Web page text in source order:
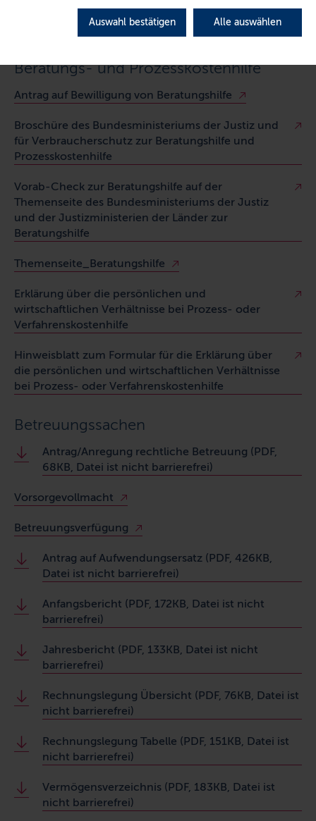
Auswahl bestätigen Alle auswählen
verwendeten Formulare der Amtsgerichte des Landes
Schleswig-Holstein.
Beratungs- und Prozesskostenhilfe
Antrag auf Bewilligung von Beratungshilfe
Broschüre des Bundesministeriums der Justiz und
für Verbraucherschutz zur Beratungshilfe und
Prozesskostenhilfe
Vorab-Check zur Beratungshilfe auf der
Themenseite des Bundesministeriums der Justiz
und der Justizministerien der Länder zur
Beratungshilfe
Themenseite_Beratungshilfe
Erklärung über die persönlichen und
wirtschaftlichen Verhältnisse bei Prozess- oder
Verfahrenskostenhilfe
Hinweisblatt zum Formular für die Erklärung über
die persönlichen und wirtschaftlichen Verhältnisse
bei Prozess- oder Verfahrenskostenhilfe
Betreuungssachen
Antrag/Anregung rechtliche Betreuung (PDF,
68KB, Datei ist nicht barrierefrei)
Vorsorgevollmacht
Betreuungsverfügung
Antrag auf Aufwendungsersatz (PDF, 426KB,
Datei ist nicht barrierefrei)
Anfangsbericht (PDF, 172KB, Datei ist nicht
barrierefrei)
Jahresbericht (PDF, 133KB, Datei ist nicht
barrierefrei)
Rechnungslegung Übersicht (PDF, 76KB, Datei ist
nicht barrierefrei)
Rechnungslegung Tabelle (PDF, 151KB, Datei ist
nicht barrierefrei)
Vermögensverzeichnis (PDF, 183KB, Datei ist
nicht barrierefrei)